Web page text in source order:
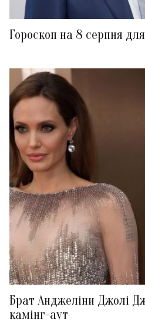
Гороскоп на 8 серпня для
Брат Анджеліни Джолі
камінг-аут